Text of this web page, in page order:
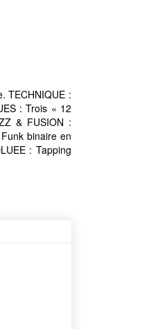
TECHNIQUE :
: Trois « 12
& FUSION :
binaire en
: Tapping